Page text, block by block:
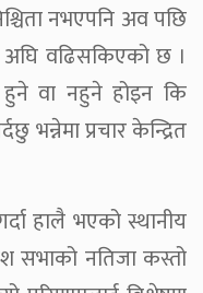
नभएपनि अव पछि
वढिसकिएको छ ।
वा नहुने होइन कि
प्रचार केन्द्रित
हालै भएको स्थानीय
सभाको नतिजा कस्तो